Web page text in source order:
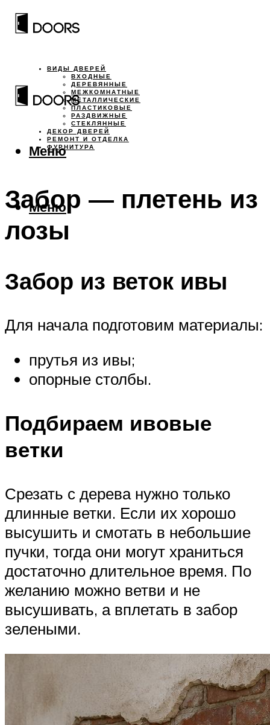
ВИДЫ ДВЕРЕЙ
ВХОДНЫЕ
ДЕРЕВЯННЫЕ
МЕЖКОМНАТНЫЕ
МЕТАЛЛИЧЕСКИЕ
ПЛАСТИКОВЫЕ
РАЗДВИЖНЫЕ
СТЕКЛЯННЫЕ
ДЕКОР ДВЕРЕЙ
РЕМОНТ И ОТДЕЛКА
ФУРНИТУРА
Меню
Меню
Забор — плетень из
лозы
Забор из веток ивы
Для начала подготовим материалы:
прутья из ивы;
опорные столбы.
Подбираем ивовые
ветки
Срезать с дерева нужно только
длинные ветки. Если их хорошо
высушить и смотать в небольшие
пучки, тогда они могут храниться
достаточно длительное время. По
желанию можно ветви и не
высушивать, а вплетать в забор
зелеными.